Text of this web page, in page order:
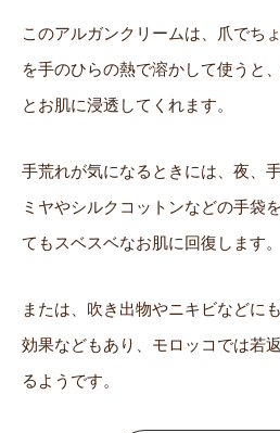
このアルガンクリームは、爪でち
を手のひらの熱で溶かして使うと
とお肌に浸透してくれます。
手荒れが気になるときには、夜、
ミヤやシルクコットンなどの手袋
てもスベスベなお肌に回復します。
または、吹き出物やニキビなどに
効果などもあり、モロッコでは若
るようです。